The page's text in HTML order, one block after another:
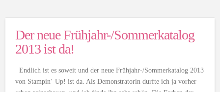
Der neue Frühjahr-/Sommerkatalog
2013 ist da!
Endlich ist es soweit und der neue Frühjahr-/Sommerkatalog 2013
von Stampin‘ Up! ist da. Als Demonstratorin durfte ich ja vorher